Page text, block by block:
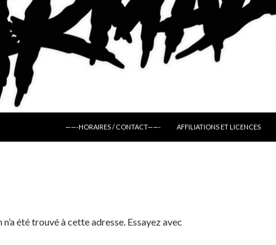
——-HORAIRES / CONTACT——-
AFFILIATIONS ET LICENCES
été trouvé à cette adresse. Essayez avec